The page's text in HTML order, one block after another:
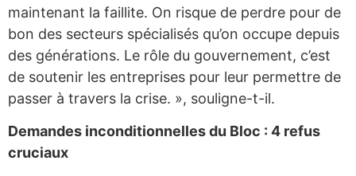
maintenant la faillite. On risque de perdre pour de
bon des secteurs spécialisés qu’on occupe depuis
des générations. Le rôle du gouvernement, c’est
de soutenir les entreprises pour leur permettre de
passer à travers la crise. », souligne-t-il.
Demandes inconditionnelles du Bloc : 4 refus
cruciaux